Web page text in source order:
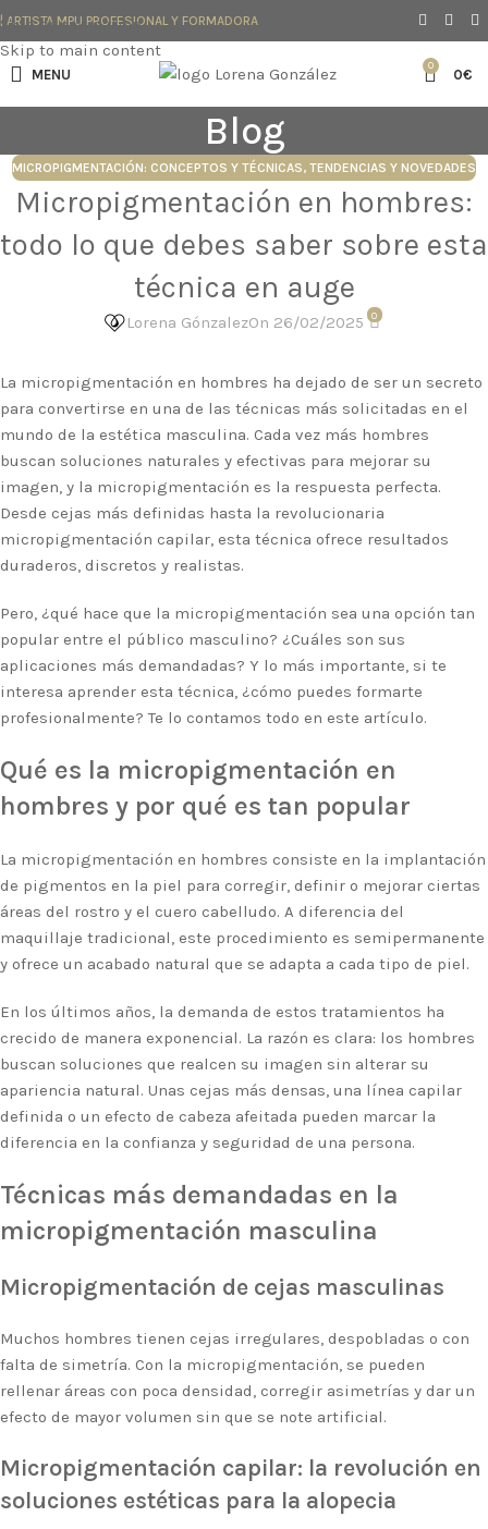
Skip to navigation
Skip to main content
| ARTISTA MPU PROFESIONAL Y FORMADORA
MENU
0
0€
Blog
MICROPIGMENTACIÓN: CONCEPTOS Y TÉCNICAS, TENDENCIAS Y NOVEDADES
Micropigmentación en hombres:
todo lo que debes saber sobre esta
técnica en auge
Lorena GónzalezOn 26/02/2025 0
La micropigmentación en hombres ha dejado de ser un secreto
para convertirse en una de las técnicas más solicitadas en el
mundo de la estética masculina. Cada vez más hombres
buscan soluciones naturales y efectivas para mejorar su
imagen, y la micropigmentación es la respuesta perfecta.
Desde cejas más definidas hasta la revolucionaria
micropigmentación capilar, esta técnica ofrece resultados
duraderos, discretos y realistas.
Pero, ¿qué hace que la micropigmentación sea una opción tan
popular entre el público masculino? ¿Cuáles son sus
aplicaciones más demandadas? Y lo más importante, si te
interesa aprender esta técnica, ¿cómo puedes formarte
profesionalmente? Te lo contamos todo en este artículo.
Qué es la micropigmentación en
hombres y por qué es tan popular
La micropigmentación en hombres consiste en la implantación
de pigmentos en la piel para corregir, definir o mejorar ciertas
áreas del rostro y el cuero cabelludo. A diferencia del
maquillaje tradicional, este procedimiento es semipermanente
y ofrece un acabado natural que se adapta a cada tipo de piel.
En los últimos años, la demanda de estos tratamientos ha
crecido de manera exponencial. La razón es clara: los hombres
buscan soluciones que realcen su imagen sin alterar su
apariencia natural. Unas cejas más densas, una línea capilar
definida o un efecto de cabeza afeitada pueden marcar la
diferencia en la confianza y seguridad de una persona.
Técnicas más demandadas en la
micropigmentación masculina
Micropigmentación de cejas masculinas
Muchos hombres tienen cejas irregulares, despobladas o con
falta de simetría. Con la micropigmentación, se pueden
rellenar áreas con poca densidad, corregir asimetrías y dar un
efecto de mayor volumen sin que se note artificial.
Micropigmentación capilar: la revolución en
soluciones estéticas para la alopecia